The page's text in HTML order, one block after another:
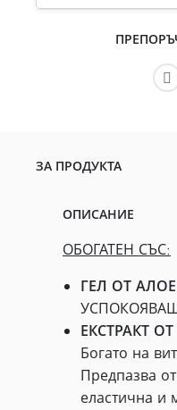
ЗА ПРОДУКТА
ОПИСАНИЕ
ОБОГАТЕН СЪС:
ГЕЛ ОТ
ЕКСТРАКТ
Богато на
Предпазва
еластична и